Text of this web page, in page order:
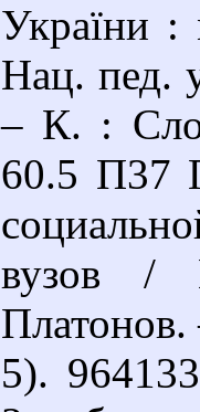
України
Нац. пед.
– К. :
60.5 П37
вузов
5).